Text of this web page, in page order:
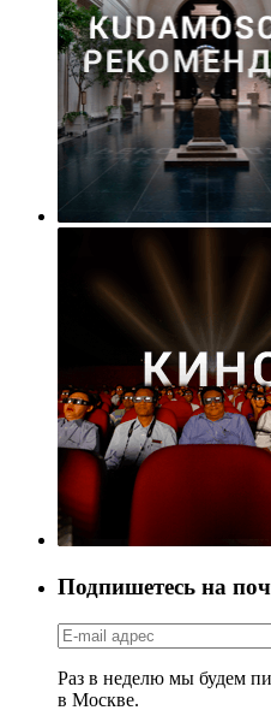
Подпишетесь на
Раз в неделю мы будем
в Москве.